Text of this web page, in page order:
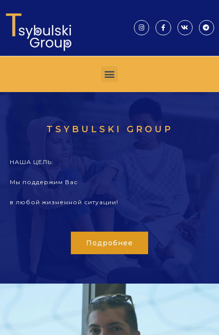
TSYBULSKI GROUP
НАША ЦЕЛЬ:
Мы поддержим Вас
в любой жизненной ситуации!
Подробнее